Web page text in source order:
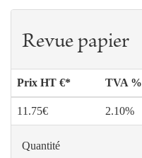
Revue papier
Prix HT €* TVA %
11.75€ 2.10%
Quantité